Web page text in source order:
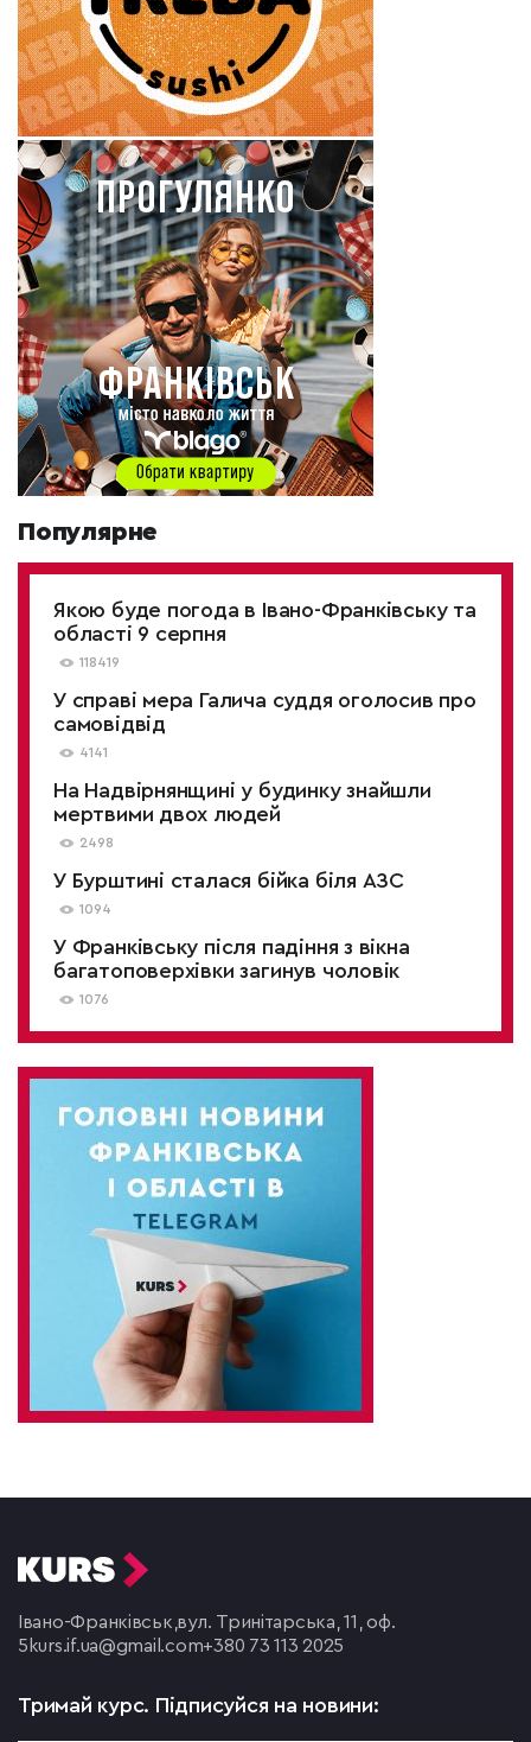
Популярне
Якою буде погода в Івано-Франківську та
області 9 серпня
118419
У справі мера Галича суддя оголосив про
самовідвід
4141
На Надвірнянщині у будинку знайшли
мертвими двох людей
2498
У Бурштині сталася бійка біля АЗС
1094
У Франківську після падіння з вікна
багатоповерхівки загинув чоловік
1076
Івано-Франківськ, вул. Тринітарська, 11, оф.
5 kurs.if.ua@gmail.com+380 73 113 2025
Тримай курс. Підписуйся на новини: